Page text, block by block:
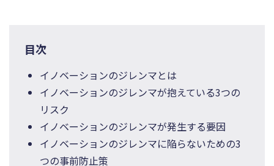
目次
イノベーションのジレンマとは
イノベーションのジレンマが抱えている3つの
リスク
イノベーションのジレンマが発生する要因
イノベーションのジレンマに陥らないための3
つの事前防止策